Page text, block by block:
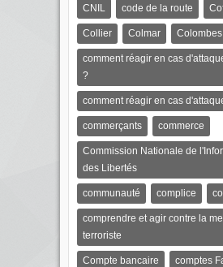
CNIL code de la route
Collier Colmar Colombes
comment réagir en cas
?
comment réagir en cas
commerçants commerce
Commission Nationale de
des Libertés
communauté complice
comprendre et agir contre la
terroriste
Compte bancaire comptes